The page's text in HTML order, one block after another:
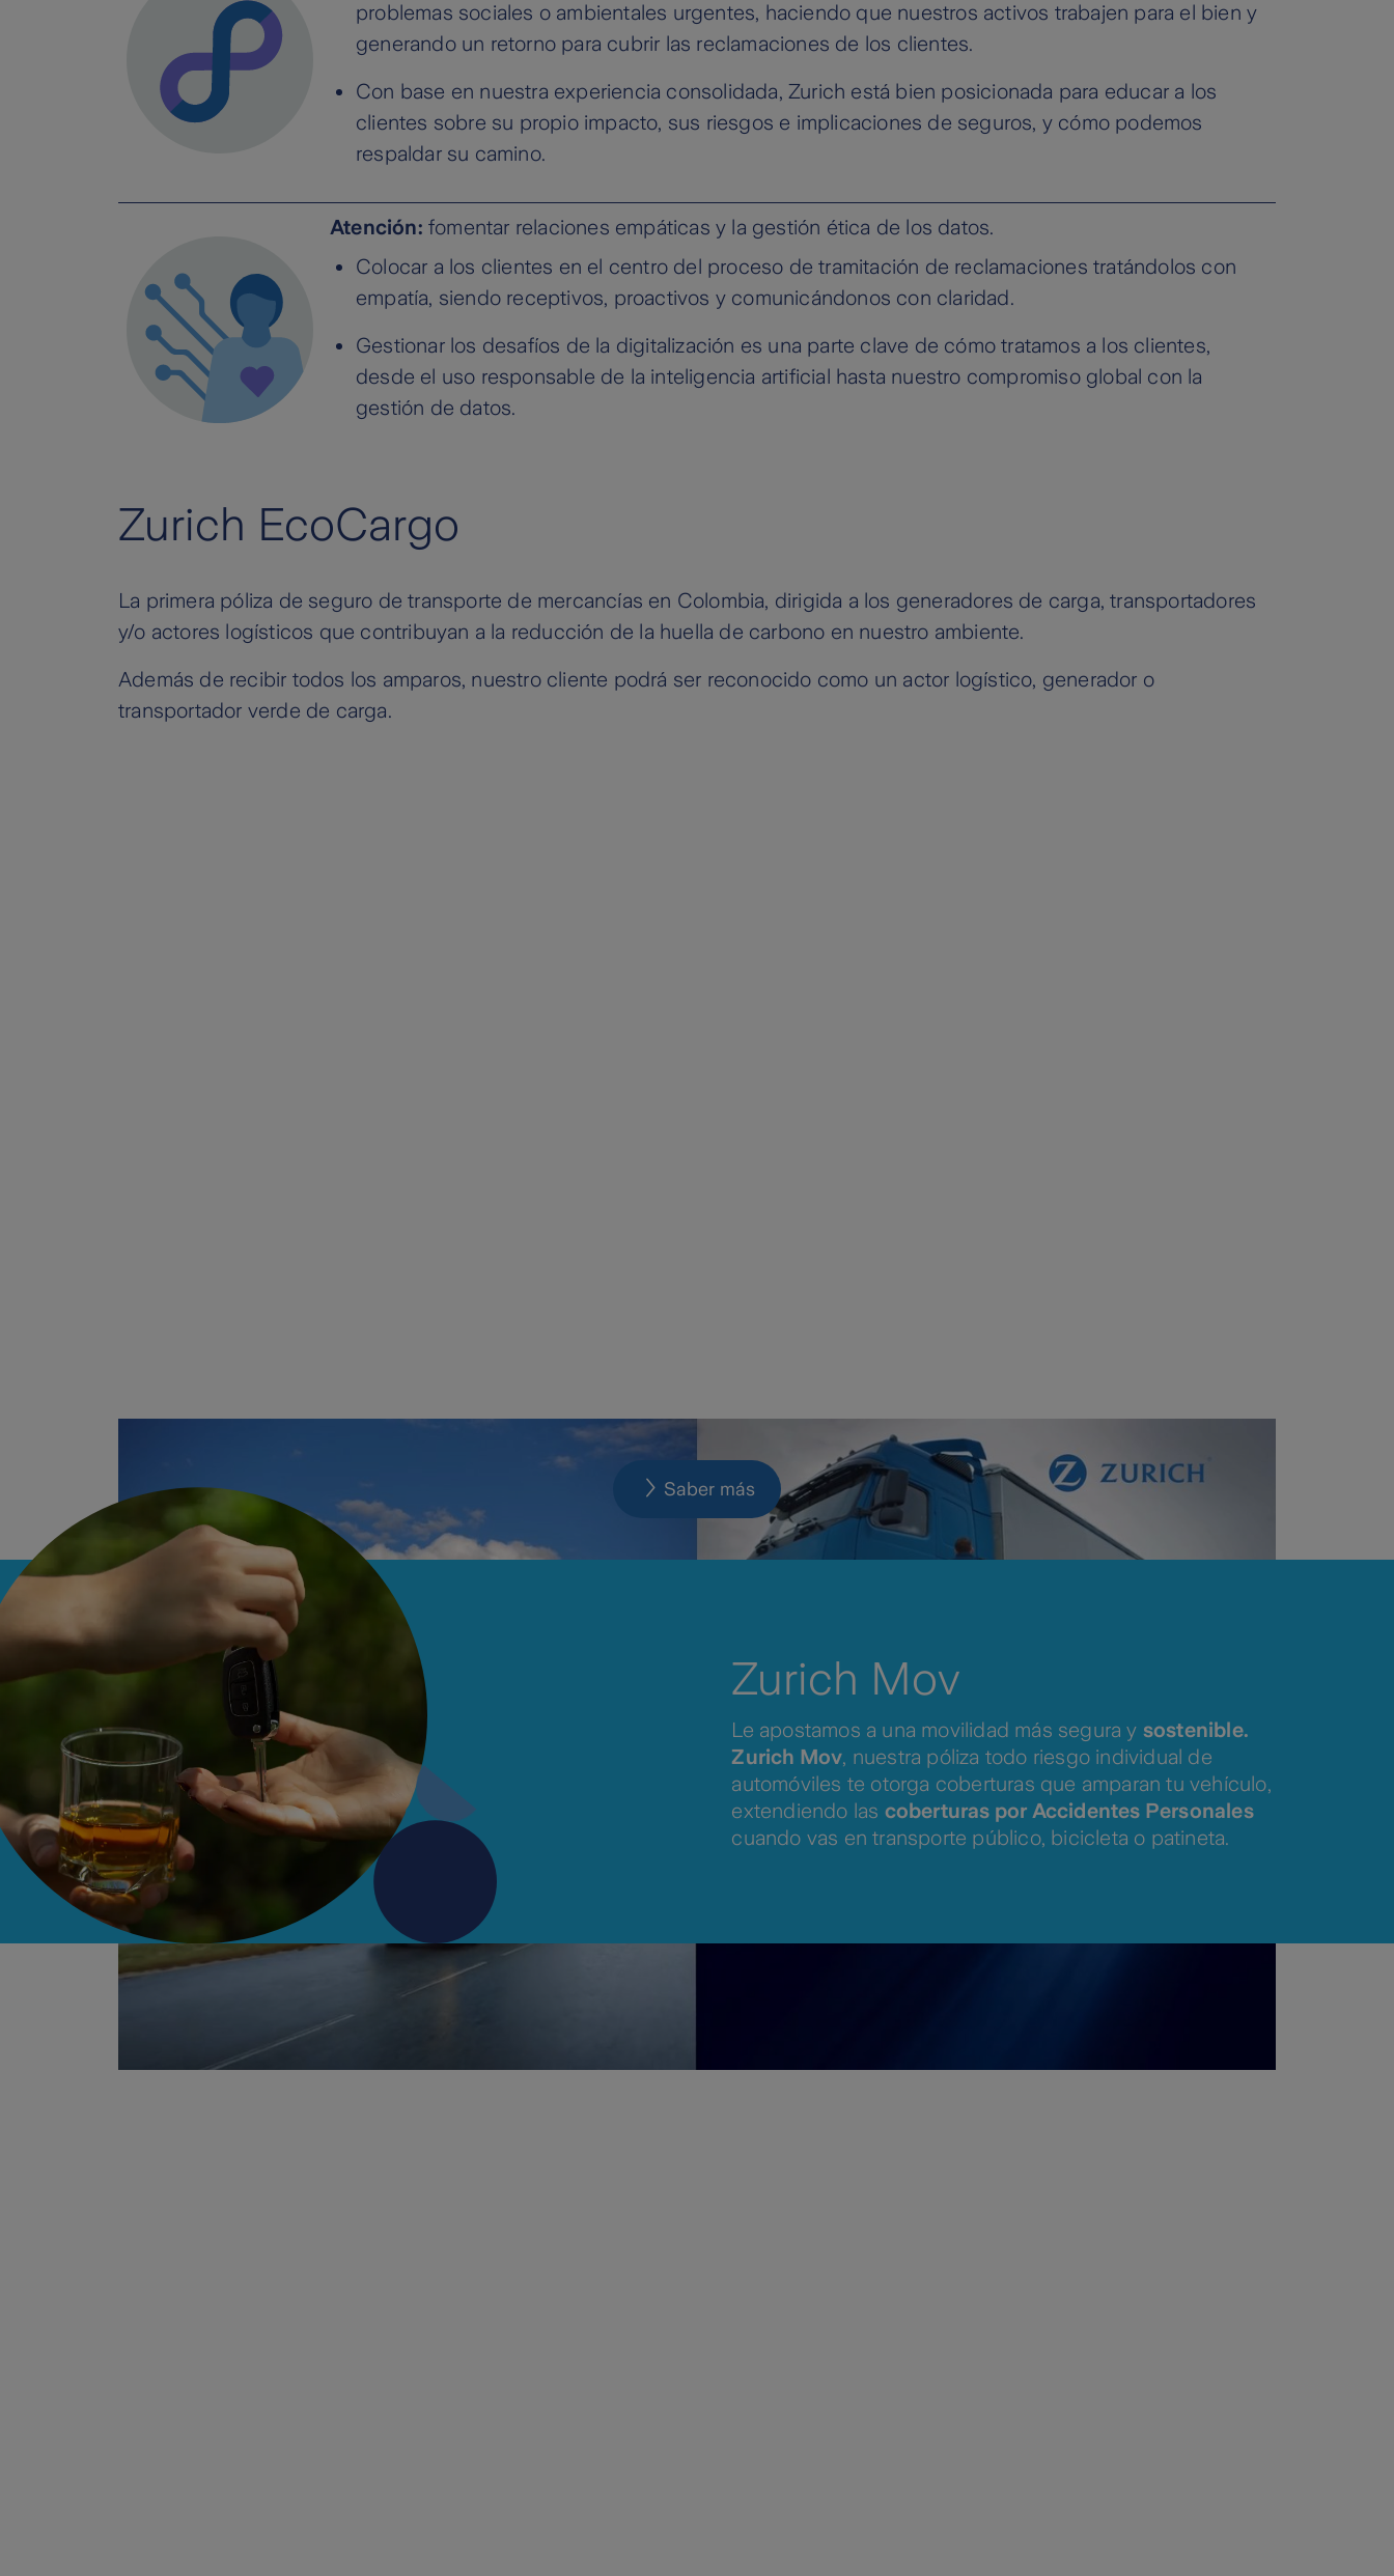
problemas sociales o ambientales urgentes, haciendo que nuestros activos trabajen para el bien y
generando un retorno para cubrir las reclamaciones de los clientes.
Con base en nuestra experiencia consolidada, Zurich está bien posicionada para educar a los
clientes sobre su propio impacto, sus riesgos e implicaciones de seguros, y cómo podemos
respaldar su camino.
Atención: fomentar relaciones empáticas y la gestión ética de los datos.
Colocar a los clientes en el centro del proceso de tramitación de reclamaciones tratándolos con
empatía, siendo receptivos, proactivos y comunicándonos con claridad.
Gestionar los desafíos de la digitalización es una parte clave de cómo tratamos a los clientes,
desde el uso responsable de la inteligencia artificial hasta nuestro compromiso global con la
gestión de datos.
Zurich EcoCargo
La primera póliza de seguro de transporte de mercancías en Colombia, dirigida a los generadores de carga, transportadores
y/o actores logísticos que contribuyan a la reducción de la huella de carbono en nuestro ambiente.
Además de recibir todos los amparos, nuestro cliente podrá ser reconocido como un actor logístico, generador o
transportador verde de carga.
Play
Saber más
Zurich Mov
Le apostamos a una movilidad más segura y sostenible.
Zurich Mov, nuestra póliza todo riesgo individual de
automóviles te otorga coberturas que amparan tu vehículo,
extendiendo las coberturas por Accidentes Personales
cuando vas en transporte público, bicicleta o patineta.
daños propios del asegurado si éste iba conducido